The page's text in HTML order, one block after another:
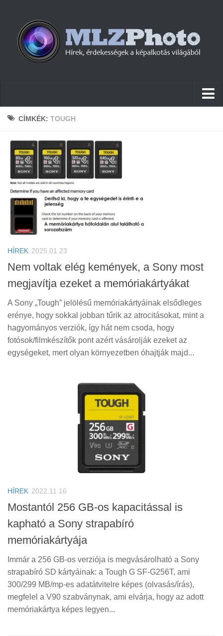
Hírek
Cikkek
Szoftver
Firmware
Tudástár
Érdekességek
Helyszíni Riport
E-BB
CÍMKÉK: TOUGH
HÍREK 2025.01.23
Nem voltak elég kemények, a Sony most
megjavítja ezeket a memóriakártyákat
A Sony „Tough” jelölésű memóriakártyáinak elsődleges
erénye, hogy sokkal jobban tűrik az atrocitásokat, mint a
hagyományos verziók, így hát nem csoda, hogy
fotósok/filmkészítők pont azért vásárolják ezeket az
egységeket, mert olyan környezetben óhajtják majd...
HÍREK 2022.11.16
Mostantól 256 GB-os kapacitással is
kapható a Sony strapabíró
memóriakártyája
Immár a 256 GB-os verziója is megvásárolható a Sony
strapabíró SD kártyáinak: a Tough G SF-G256T, ami
300/299 MB/mp-es adatátvitelre képes (olvasás/írás),
megfelel a V90 szabványnak, ami elvárja, hogy az adott
memóriakártya képes legyen...